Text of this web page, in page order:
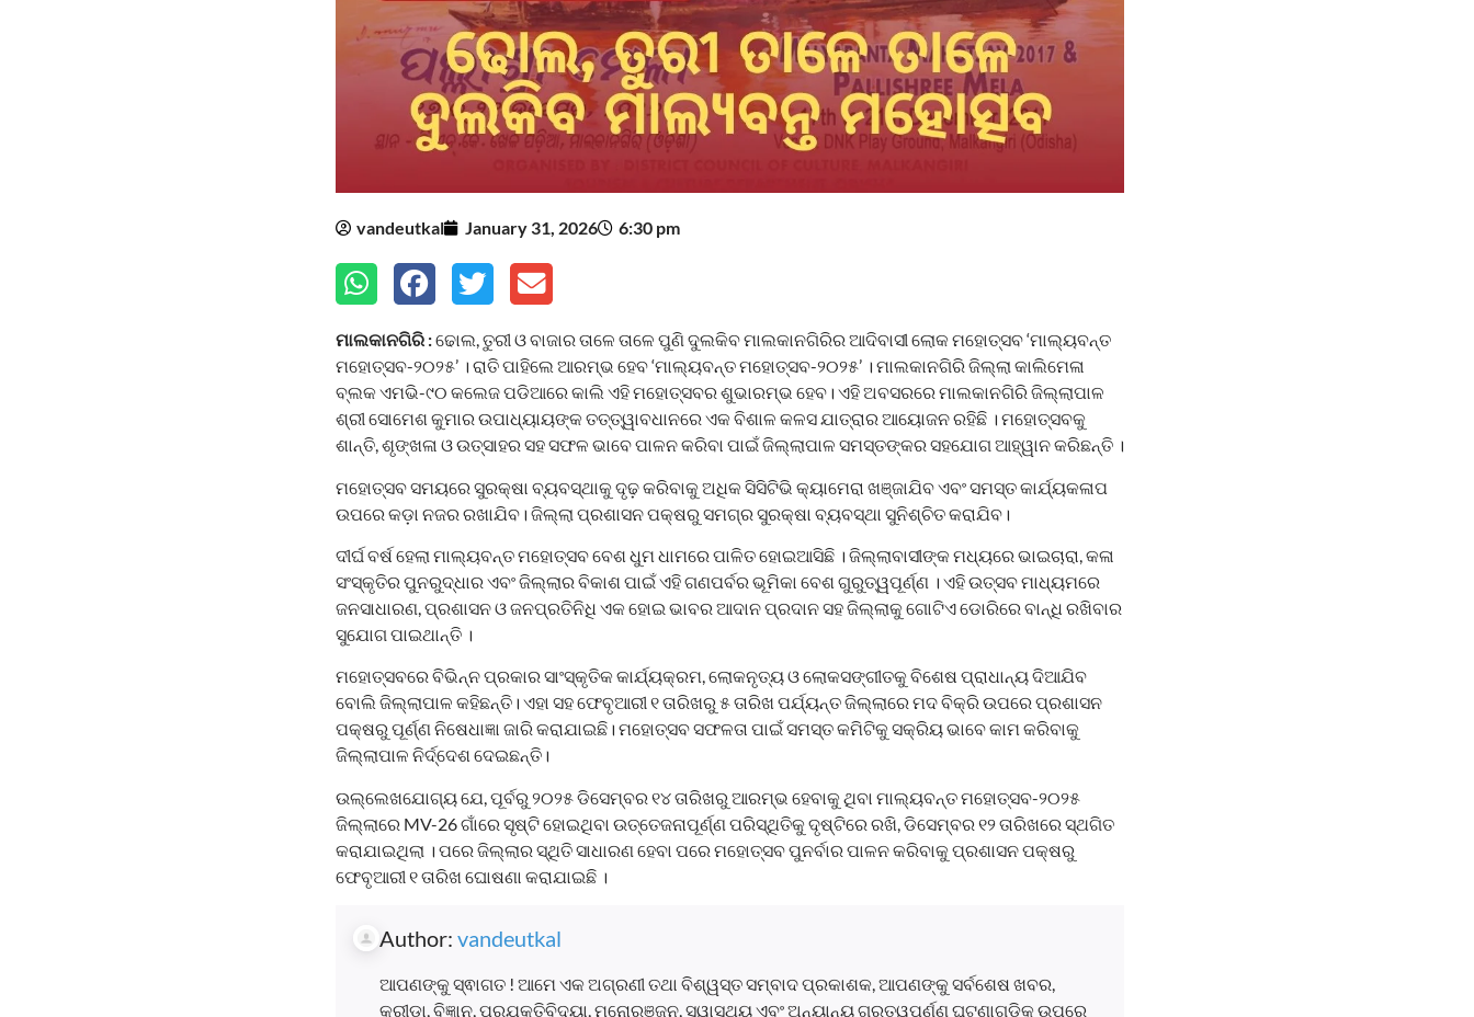
vandeutkal January 31, 2026 6:30 pm
ମାଲକାନଗିରି :ଢୋଲ, ତୁରୀ ଓ ବାଜାର ତାଳେ ତାଳେ ପୁଣି ଦୁଲକିବ ମାଲକାନଗିରିର ଆଦିବାସୀ ଲୋକ ମହୋତ୍ସବ ‘ମାଲ୍ୟବନ୍ତ
ମହୋତ୍ସବ-୨୦୨୫’ । ରାତି ପାହିଲେ ଆରମ୍ଭ ହେବ ‘ମାଲ୍ୟବନ୍ତ ମହୋତ୍ସବ-୨୦୨୫’ । ମାଲକାନଗିରି ଜିଲ୍ଲା କାଲିମେଳା
ବ୍ଲକ ଏମଭି-୯୦ କଲେଜ ପଡିଆରେ କାଲି ଏହି ମହୋତ୍ସବର ଶୁଭାରମ୍ଭ ହେବ। ଏହି ଅବସରରେ ମାଲକାନଗିରି ଜିଲ୍ଲାପାଳ
ଶ୍ରୀ ସୋମେଶ କୁମାର ଉପାଧ୍ୟାୟଙ୍କ ତତ୍ତ୍ୱାବଧାନରେ ଏକ ବିଶାଳ କଳସ ଯାତ୍ରାର ଆୟୋଜନ ରହିଛି । ମହୋତ୍ସବକୁ
ଶାନ୍ତି, ଶୃଙ୍ଖଳା ଓ ଉତ୍ସାହର ସହ ସଫଳ ଭାବେ ପାଳନ କରିବା ପାଇଁ ଜିଲ୍ଲାପାଳ ସମସ୍ତଙ୍କର ସହଯୋଗ ଆହ୍ୱାନ କରିଛନ୍ତି ।
ମହୋତ୍ସବ ସମୟରେ ସୁରକ୍ଷା ବ୍ୟବସ୍ଥାକୁ ଦୃଢ଼ କରିବାକୁ ଅଧିକ ସିସିଟିଭି କ୍ୟାମେରା ଖଞ୍ଜାଯିବ ଏବଂ ସମସ୍ତ କାର୍ଯ୍ୟକଳାପ
ଉପରେ କଡ଼ା ନଜର ରଖାଯିବ। ଜିଲ୍ଲା ପ୍ରଶାସନ ପକ୍ଷରୁ ସମଗ୍ର ସୁରକ୍ଷା ବ୍ୟବସ୍ଥା ସୁନିଶ୍ଚିତ କରାଯିବ।
ଦୀର୍ଘ ବର୍ଷ ହେଲା ମାଲ୍ୟବନ୍ତ ମହୋତ୍ସବ ବେଶ ଧୁମ ଧାମରେ ପାଳିତ ହୋଇଆସିଛି । ଜିଲ୍ଲାବାସୀଙ୍କ ମଧ୍ୟରେ ଭାଇଚାରା, କଳା
ସଂସ୍କୃତିର ପୁନରୁଦ୍ଧାର ଏବଂ ଜିଲ୍ଲାର ବିକାଶ ପାଇଁ ଏହି ଗଣପର୍ବର ଭୂମିକା ବେଶ ଗୁରୁତ୍ୱପୂର୍ଣ୍ଣ । ଏହି ଉତ୍ସବ ମାଧ୍ୟମରେ
ଜନସାଧାରଣ, ପ୍ରଶାସନ ଓ ଜନପ୍ରତିନିଧି ଏକ ହୋଇ ଭାବର ଆଦାନ ପ୍ରଦାନ ସହ ଜିଲ୍ଲାକୁ ଗୋଟିଏ ଡୋରିରେ ବାନ୍ଧି ରଖିବାର
ସୁଯୋଗ ପାଇଥାନ୍ତି ।
ମହୋତ୍ସବରେ ବିଭିନ୍ନ ପ୍ରକାର ସାଂସ୍କୃତିକ କାର୍ଯ୍ୟକ୍ରମ, ଲୋକନୃତ୍ୟ ଓ ଲୋକସଙ୍ଗୀତକୁ ବିଶେଷ ପ୍ରାଧାନ୍ୟ ଦିଆଯିବ
ବୋଲି ଜିଲ୍ଲାପାଳ କହିଛନ୍ତି। ଏହା ସହ ଫେବୃଆରୀ ୧ ତାରିଖରୁ ୫ ତାରିଖ ପର୍ଯ୍ୟନ୍ତ ଜିଲ୍ଲାରେ ମଦ ବିକ୍ରି ଉପରେ ପ୍ରଶାସନ
ପକ୍ଷରୁ ପୂର୍ଣ୍ଣ ନିଷେଧାଜ୍ଞା ଜାରି କରାଯାଇଛି। ମହୋତ୍ସବ ସଫଳତା ପାଇଁ ସମସ୍ତ କମିଟିକୁ ସକ୍ରିୟ ଭାବେ କାମ କରିବାକୁ
ଜିଲ୍ଲାପାଳ ନିର୍ଦ୍ଦେଶ ଦେଇଛନ୍ତି।
ଉଲ୍ଲେଖଯୋଗ୍ୟ ଯେ, ପୂର୍ବରୁ ୨୦୨୫ ଡିସେମ୍ବର ୧୪ ତାରିଖରୁ ଆରମ୍ଭ ହେବାକୁ ଥିବା ମାଲ୍ୟବନ୍ତ ମହୋତ୍ସବ-୨୦୨୫
ଜିଲ୍ଲାରେ MV-26 ଗାଁରେ ସୃଷ୍ଟି ହୋଇଥିବା ଉତ୍ତେଜନାପୂର୍ଣ୍ଣ ପରିସ୍ଥିତିକୁ ଦୃଷ୍ଟିରେ ରଖି, ଡିସେମ୍ବର ୧୨ ତାରିଖରେ ସ୍ଥଗିତ
କରାଯାଇଥିଲା । ପରେ ଜିଲ୍ଲାର ସ୍ଥିତି ସାଧାରଣ ହେବା ପରେ ମହୋତ୍ସବ ପୁନର୍ବାର ପାଳନ କରିବାକୁ ପ୍ରଶାସନ ପକ୍ଷରୁ
ଫେବୃଆରୀ ୧ ତାରିଖ ଘୋଷଣା କରାଯାଇଛି ।
Author: vandeutkal
ଆପଣଙ୍କୁ ସ୍ଵାଗତ ! ଆମେ ଏକ ଅଗ୍ରଣୀ ତଥା ବିଶ୍ୱସ୍ତ ସମ୍ବାଦ ପ୍ରକାଶକ, ଆପଣଙ୍କୁ ସର୍ବଶେଷ ଖବର,
କ୍ରୀଡା, ବିଜ୍ଞାନ, ପ୍ରଯୁକ୍ତିବିଦ୍ୟା, ମନୋରଞ୍ଜନ, ସ୍ୱାସ୍ଥ୍ୟ ଏବଂ ଅନ୍ୟାନ୍ୟ ଗୁରୁତ୍ୱପୂର୍ଣ୍ଣ ଘଟଣାଗୁଡ଼ିକ ଉପରେ